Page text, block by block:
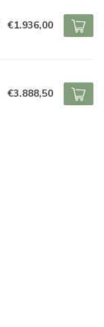
€1.936,00
€3.888,50